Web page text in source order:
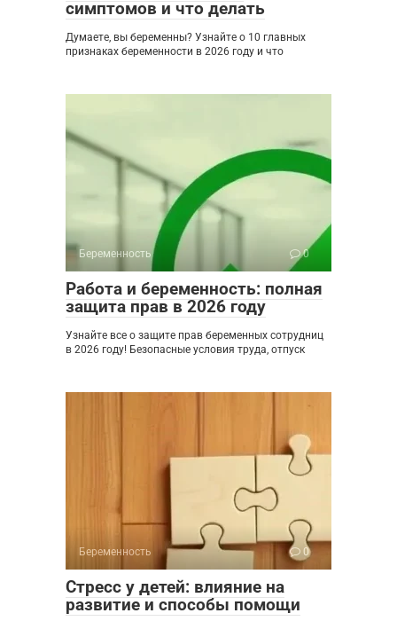
симптомов и что делать
Думаете, вы беременны? Узнайте о 10 главных
признаках беременности в 2026 году и что
Беременность 0
Работа и беременность: полная
защита прав в 2026 году
Узнайте все о защите прав беременных сотрудниц
в 2026 году! Безопасные условия труда, отпуск
Беременность 0
Стресс у детей: влияние на
развитие и способы помощи